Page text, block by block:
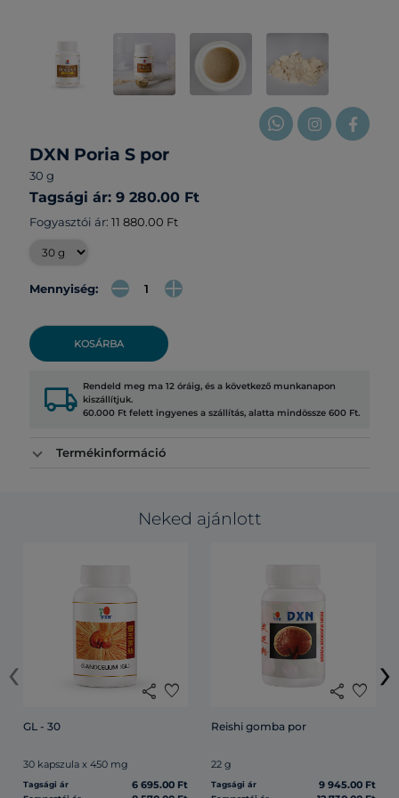
DXN Poria S por
30 g
Tagsági ár: 9 280.00 Ft
Fogyasztói ár: 11 880.00 Ft
Mennyiség:
KOSÁRBA
local_shipping Rendeld meg ma 12 óráig, és a következő munkanapon
kiszállítjuk.
60.000 Ft felett ingyenes a szállítás, alatta mindössze 600 Ft.
Termékinformáció
Neked ajánlott
share favorite
GL - 30
30 kapszula x 450 mg
Tagsági ár 6 695.00 Ft
share favorite
Reishi gomba por
22 g
Tagsági ár 9 945.00 Ft
‹ ›